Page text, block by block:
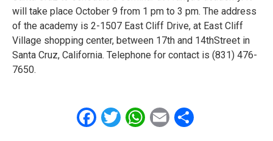
will take place October 9 from 1 pm to 3 pm. The address
of the academy is 2-1507 East Cliff Drive, at East Cliff
Village shopping center, between 17th and 14thStreet in
Santa Cruz, California. Telephone for contact is (831) 476-
7650.
Facebook
Twitter
WhatsApp
EmailShare